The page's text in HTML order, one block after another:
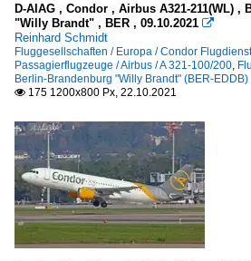
D-AIAG , Condor , Airbus A321-211(WL) ,
"Willy Brandt" , BER , 09.10.2021 
Reinhard Schmidt
Fluggesellschaften / Europa / Condor
Passagierflugzeuge / Airbus / A 321-100/200,
Berlin-Brandenburg "Willy Brandt" (BER-EDDB)
 175 1200x800 Px, 22.10.2021